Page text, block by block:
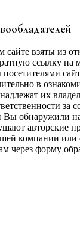
сайте взяты из
ссылку на
в
их
за
Вы обнаружили
авторские
компании или
через форму